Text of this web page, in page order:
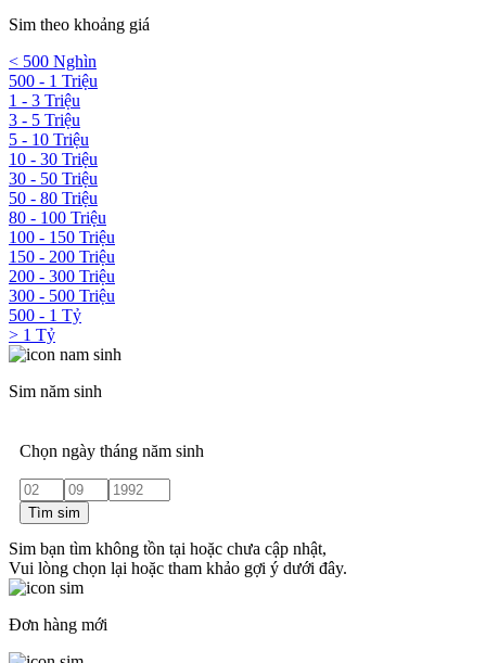
Sim theo khoảng giá
< 500 Nghìn
500 - 1 Triệu
1 - 3 Triệu
3 - 5 Triệu
5 - 10 Triệu
10 - 30 Triệu
30 - 50 Triệu
50 - 80 Triệu
80 - 100 Triệu
100 - 150 Triệu
150 - 200 Triệu
200 - 300 Triệu
300 - 500 Triệu
500 - 1 Tỷ
> 1 Tỷ
Sim năm sinh
Chọn ngày tháng năm sinh
Tìm sim
Sim bạn tìm không tồn tại hoặc chưa cập nhật,
Vui lòng chọn lại hoặc tham khảo gợi ý dưới đây.
Đơn hàng mới